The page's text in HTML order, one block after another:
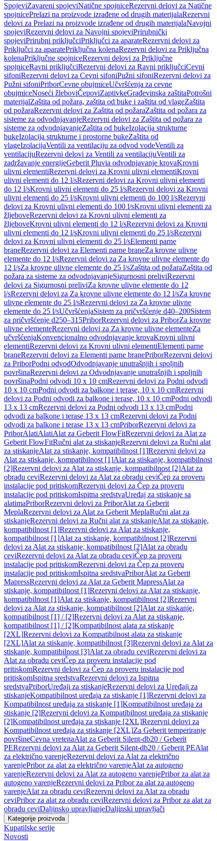
SpojeviZavareni spojeviNatične spojniceRezervni delovi za Natične
spojnicePrelazi na proizvode izrađene od drugih materijalaRezervni
delovi za Prelazi na proizvode izrađene od drugih materijalaNavojni
spojeviRezervni delovi za Navojni spojeviPrirubnički
spojeviPrirubni priključciPriključci za aparateRezervni delovi za
Priključci za aparatePriključna kolenaRezervni delovi za Priključna
kolenaPriključne spojniceRezervni delovi za Priključne
spojniceRavni priključciRezervni delovi za Ravni priključciCevni
sifoniRezervni delovi za Cevni sifoniPužni sifoniRezervni delovi za
Pužni sifoniPriborCevne obujmiceUčvršćenja za cevne
obujmiceNoseći žleboviČepoviZaptivkeGrađevinska zaštitaPotrošni
materijalZaštita od požara, zaštita od buke i zaštita od vlageZaštita
od požaraRezervni delovi za Zaštita od požaraZaštita od požara za
sisteme za odvodnjavanjeRezervni delovi za Zaštita od požara za
sisteme za odvodnjavanjeZaštita od bukeIzolacija strukturne
bukeIzolacija strukturne i prostorne bukeZaštita od
vlageIzolacijaVentili za ventilaciju za odvod vodeVentili za
ventilacijuRezervni delovi za Ventili za ventilacijuVentili za
zadržavanje energijeGeberit Pluvia odvodnjavanje krovaKrovni
ulivni elementiRezervni delovi za Krovni ulivni elementiKrovni
ulivni elementi do 12 l/sRezervni delovi za Krovni ulivni elementi
do 12 l/sKrovni ulivni elementi do 25 l/sRezervni delovi za Krovni
ulivni elementi do 25 l/sKrovni ulivni elementi do 100 l/sRezervni
delovi za Krovni ulivni elementi do 100 l/sKrovni ulivni elementi za
žljeboveRezervni delovi za Krovni ulivni elementi za
žljeboveKrovni ulivni elementi do 12 l/sRezervni delovi za Krovni
ulivni elementi do 12 l/sKrovni ulivni elementi do 25 l/sRezervni
delovi za Krovni ulivni elementi do 25 l/sElementi parne
braneRezervni delovi za Elementi parne braneZa krovne ulivne
elemente do 12 l/sRezervni delovi za Za krovne ulivne elemente do
12 l/sZa krovne ulivne elemente do 25 l/sZaštita od požaraZaštita od
požara za sisteme za odvodnjavanjeSigurnosni preliviRezervni
delovi za Sigurnosni preliviZa krovne ulivne elemente do 12
l/sRezervni delovi za Za krovne ulivne elemente do 12 l/sZa krovne
ulivne elemente do 25 l/sRezervni delovi za Za krovne ulivne
elemente do 25 l/sUčvršćenjaSistem za pričvršćenje d40–200Sistem
za pričvršćenje d250–315PriborRezervni delovi za PriborZa krovne
ulivne elementeRezervni delovi za Za krovne ulivne elementeZa
učvršćenjaKonvencionalno odvodnjavanje krovaKrovni ulivni
elementiRezervni delovi za Krovni ulivni elementiElementi parne
braneRezervni delovi za Elementi parne branePriborRezervni delovi
za PriborPodni odvodOdvodnjavanje unutrašnjih i spoljnih
površinaRezervni delovi za Odvodnjavanje unutrašnjih i spoljnih
površinaPodni odvodi 10 x 10 cmRezervni delovi za Podni odvodi
10 x 10 cmPodni odvodi za balkone i terase, 10 x 10 cmRezervni
delovi za Podni odvodi za balkone i terase, 10 x 10 cmPodni odvodi
13 x 13 cmRezervni delovi za Podni odvodi 13 x 13 cmPodni
odvodi za balkone i terase 13 x 13 cmRezervni delovi za Podni
odvodi za balkone i terase 13 x 13 cmPriborRezervni delovi za
PriborAlatiAlatiAlat za Geberit FlowFitRezervni delovi za Alat za
Geberit FlowFitRučni alat za stiskanjeRezervni delovi za Ručni alat
za stiskanjeAlat za stiskanje, kompatibilnost [1]Rezervni delovi za
Alat za stiskanje, kompatibilnost [1]Alat za stiskanje, kompatibilnost
[2]Rezervni delovi za Alat za stiskanje, kompatibilnost [2]Alat za
obradu ceviRezervni delovi za Alat za obradu ceviČep za proveru
instalacije pod pritiskomRezervni delovi za Čep za proveru
instalacije pod pritiskomIspitna sredstvaUređaj za stiskanje sa
alatimaPriborRezervni delovi za PriborAlat za Geberit
MeplaRezervni delovi za Alat za Geberit MeplaRučni alat za
stiskanjeRezervni delovi za Ručni alat za stiskanjeAlat za stiskanje,
kompatibilnost [1]Rezervni delovi za Alat za stiskanje,
kompatibilnost [1]Alat za stiskanje, kompatibilnost [2]Rezervni
delovi za Alat za stiskanje, kompatibilnost [2]Alat za obradu
ceviRezervni delovi za Alat za obradu ceviČep za proveru
instalacije pod pritiskomRezervni delovi za Čep za proveru
instalacije pod pritiskomIspitna sredstvaPriborAlat za Geberit
MapressRezervni delovi za Alat za Geberit MapressAlat za
stiskanje, kompatibilnost [1]Rezervni delovi za Alat za stiskanje,
kompatibilnost [1]Alat za stiskanje, kompatibilnost [2]Rezervni
delovi za Alat za stiskanje, kompatibilnost [2]Alat za stiskanje,
kompatibilnost [1] / [2]Rezervni delovi za Alat za stiskanje,
kompatibilnost [1] / [2]Kompatibilnost alata za stiskanje
[2XL]Rezervni delovi za Kompatibilnost alata za stiskanje
[2XL]Alat za stiskanje, kompatibilnost [3]Rezervni delovi za Alat za
stiskanje, kompatibilnost [3]Alat za obradu ceviRezervni delovi za
Alat za obradu ceviČep za proveru instalacije pod
pritiskomRezervni delovi za Čep za proveru instalacije pod
pritiskomIspitna sredstvaRezervni delovi za Ispitna
sredstvaPriborUređaji za stiskanjeRezervni delovi za Uređaji za
stiskanjeKompatibilnost uređaja za stiskanje [1]Rezervni delovi za
Kompatibilnost uređaja za stiskanje [1]Kompatibilnost uređaja za
stiskanje [2]Rezervni delovi za Kompatibilnost uređaja za stiskanje
[2]Kompatibilnost uređaja za stiskanje [2XL]Rezervni delovi za
Kompatibilnost uređaja za stiskanje [2XL]Za Geberit temperiranje
površineCevna vretenaAlat za Geberit Silent-db20 / Geberit
PERezervni delovi za Alat za Geberit Silent-db20 / Geberit PEAlat
za električno varenjeRezervni delovi za Alat za električno
varenjePribor za alat za električno varenjeAlat za autogeno
varenjeRezervni delovi za Alat za autogeno varenjePribor za alat za
autogeno varenjeRezervni delovi za Pribor za alat za autogeno
varenjeAlat za obradu ceviRezervni delovi za Alat za obradu
ceviPribor za alat za obradu ceviRezervni delovi za Pribor za alat za
obradu ceviDaljinsko upravljanjeDaljinski upravljači
Kategorije proizvoda
Kupatilske serije
Novosti